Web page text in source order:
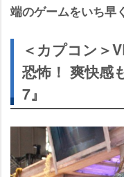
端のゲームをいち早
＜カプコン＞
恐怖！ 爽快感
7』